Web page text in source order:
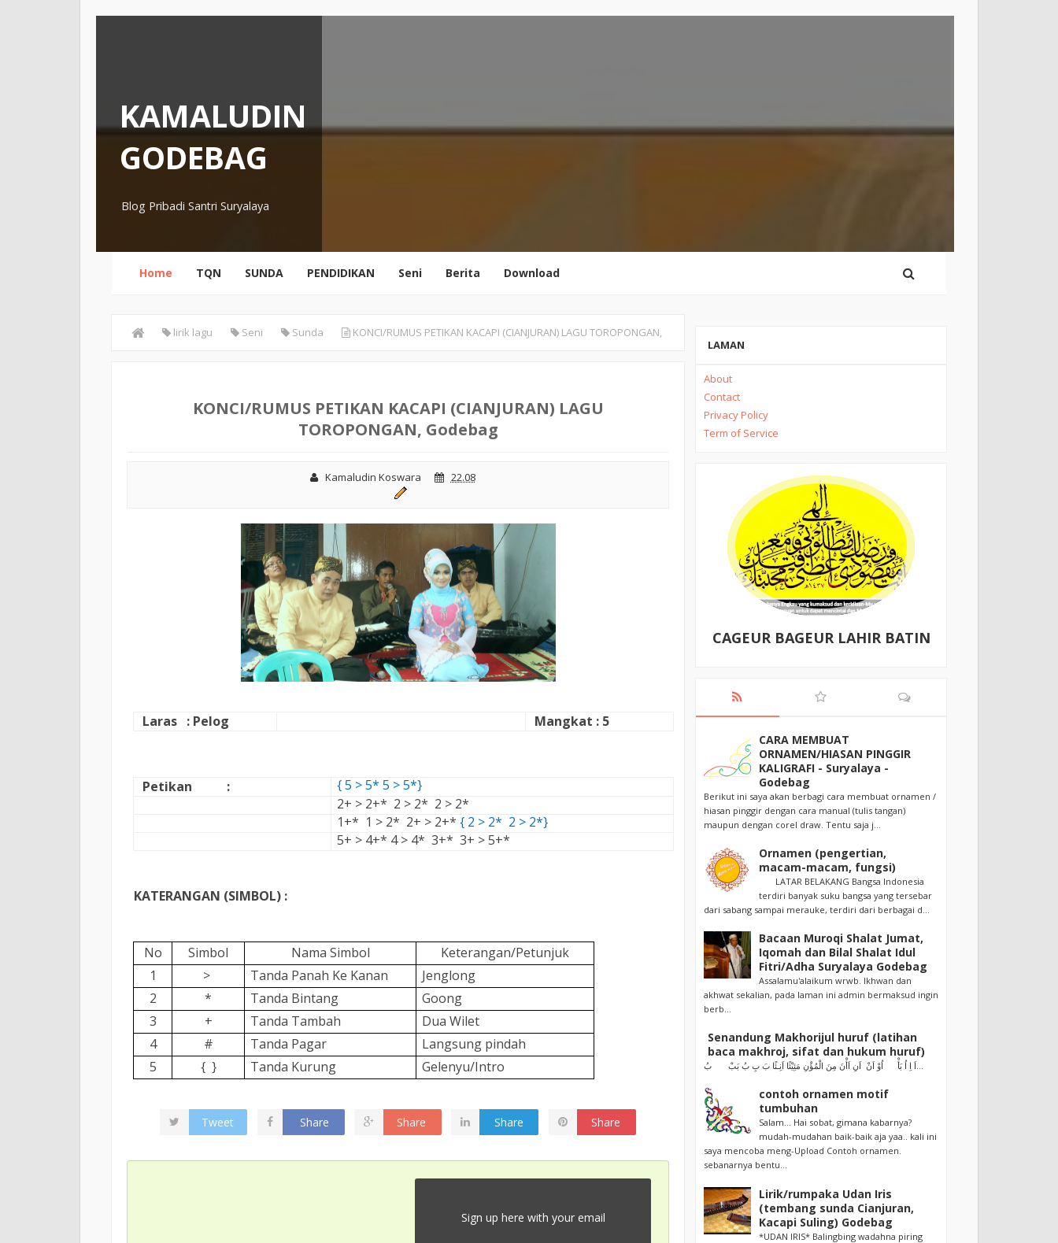
KAMALUDIN
GODEBAG
Blog Pribadi Santri Suryalaya
Home TQN SUNDA PENDIDIKAN Seni Berita Download
lirik lagu Seni Sunda KONCI/RUMUS PETIKAN KACAPI (CIANJURAN) LAGU TOROPONGAN,
KONCI/RUMUS PETIKAN KACAPI (CIANJURAN) LAGU
TOROPONGAN, Godebag
Kamaludin Koswara 22.08
Laras : Pelog Mangkat : 5
Petikan :
{ 5 > 5* 5 > 5*}
2+ > 2+* 2 > 2* 2 > 2*
1+* 1 > 2* 2+ > 2+*{ 2 > 2* 2 > 2*}
5+ > 4+* 4 > 4* 3+* 3+ > 5+*
KATERANGAN (SIMBOL) :
No Simbol Nama Simbol
Keterangan/Petunjuk
1
> Tanda Panah Ke Kanan
Jenglong
2
* Tanda Bintang
Goong
3
+ Tanda Tambah
Dua Wilet
4
# Tanda Pagar
Langsung pindah
5
{ } Tanda Kurung Gelenyu/Intro
Tweet Share Share Share Share
Sign up here with your email
LAMAN
About
Contact
Privacy Policy
Term of Service
CAGEUR BAGEUR LAHIR BATIN
CARA MEMBUAT
ORNAMEN/HIASAN PINGGIR
KALIGRAFI - Suryalaya -
Godebag
Berikut ini saya akan berbagi cara membuat ornamen /
hiasan pinggir dengan cara manual (tulis tangan)
maupun dengan corel draw. Tentu saja j...
Ornamen (pengertian,
macam-macam, fungsi)
LATAR BELAKANG Bangsa Indonesia
terdiri banyak suku bangsa yang tersebar
dari sabang sampai merauke, terdiri dari berbagai d...
Bacaan Muroqi Shalat Jumat,
Iqomah dan Bilal Shalat Idul
Fitri/Adha Suryalaya Godebag
Assalamu'alaikum wrwb. Ikhwan dan
akhwat sekalian, pada laman ini admin bermaksud ingin
berb...
Senandung Makhorijul huruf (latihan
baca makhroj, sifat dan hukum huruf)
اَ اِ اُ بَأْ اُوْ اَنْ اَنِ اَأْنَ مِنَ الْمُؤْنِ مَئِيْئًا اَنِـئًا بَ بِ بُ بَبْ بُ...
contoh ornamen motif
tumbuhan
Salam... Hai sobat, gimana kabarnya?
mudah-mudahan baik-baik aja yaa.. kali ini
saya mencoba meng-Upload Contoh ornamen.
sebanarnya bentu...
Lirik/rumpaka Udan Iris
(tembang sunda Cianjuran,
Kacapi Suling) Godebag
*UDAN IRIS* Balingbing wadahna piring